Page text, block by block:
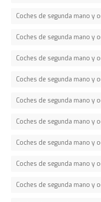
Coches de segunda mano y
Coches de segunda mano y
Coches de segunda mano y
Coches de segunda mano y
Coches de segunda mano y
Coches de segunda mano y
Coches de segunda mano y
Coches de segunda mano y
Coches de segunda mano y